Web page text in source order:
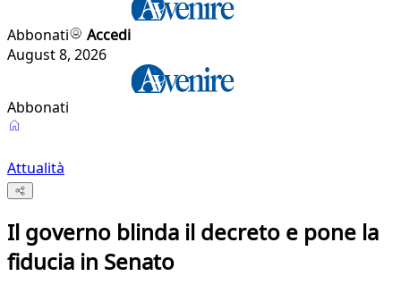
Abbonati
Accedi
August 8, 2026
Abbonati
Attualità
Il governo blinda il decreto e pone la
fiducia in Senato